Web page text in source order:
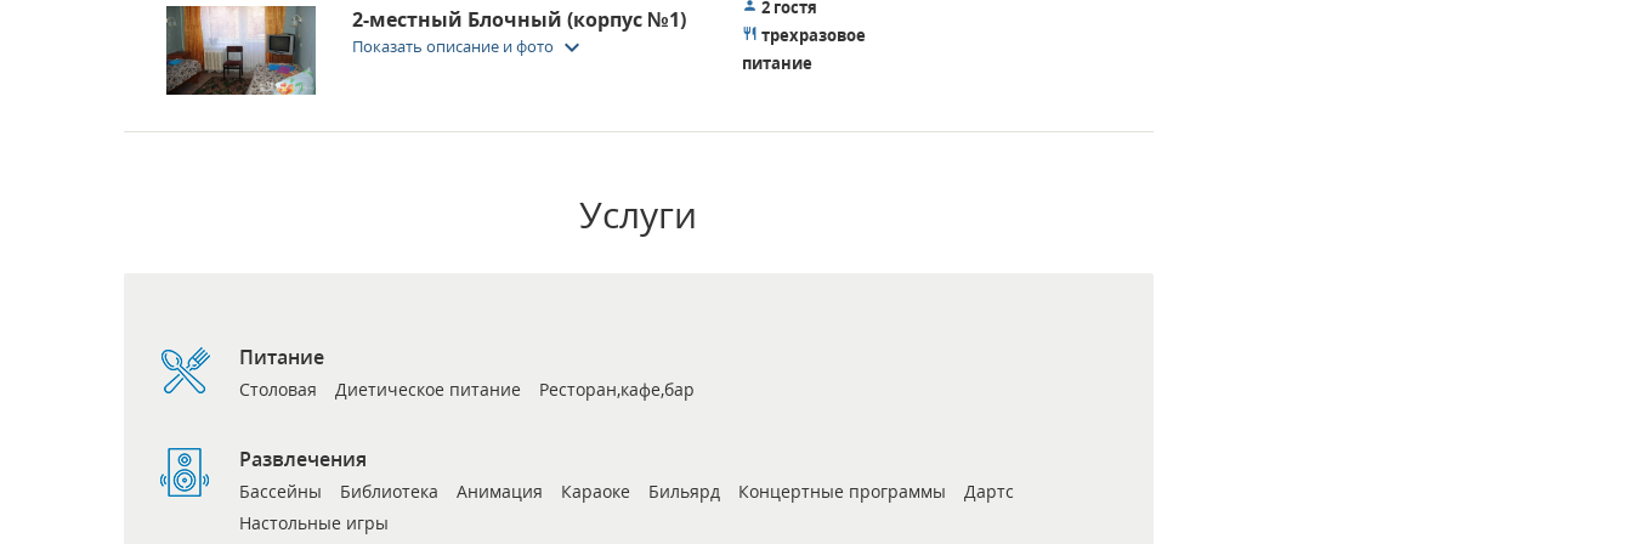
2-местный Блочный (корпус №1)
Показать описание и фото keyboard_arrow_down
2 гостя
трехразовое
питание
Услуги
Питание
Столовая Диетическое питание Ресторан,кафе,бар
Развлечения
Бассейны Библиотека Анимация Караоке Бильярд Концертные программы
Дартс
Настольные игры